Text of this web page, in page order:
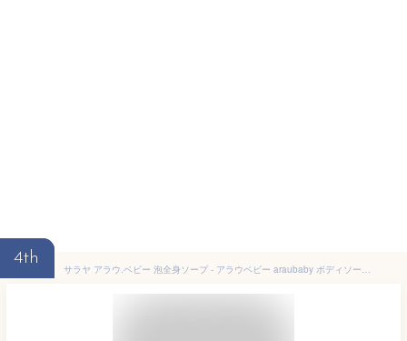
4th
サラヤ アラウ.ベビー 泡全身ソープ - アラウベビー araubaby ボディソープ 泡 ボトル 本体 ベビー用泡ボディソープ 泡ソープ 泡タイプ 無添加 ベビー用 赤ちゃん用 無添加せっけん saraya さらや サラヤ公式ショップ